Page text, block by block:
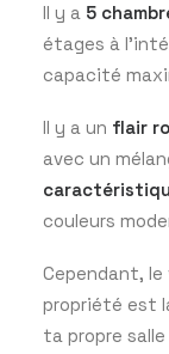
Il y a 5
étages à
capacité
Il y a un flair
avec un
couleurs
Cependant,
propriété est
ta propre